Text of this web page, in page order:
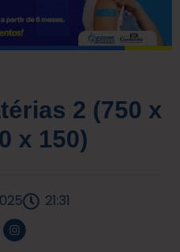
2 (750 x
x 150)
21:31